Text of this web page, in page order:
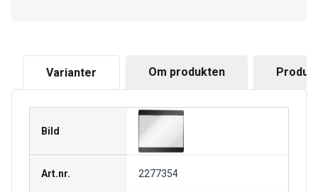
Varianter Om produkten
Bild
Art.nr. 2277354